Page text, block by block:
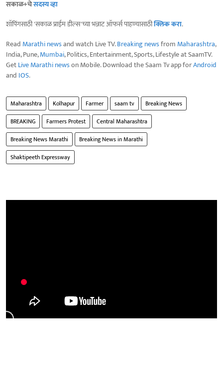
सकाळ+चेसदस्य व्हा
शॉपिंगसाठी 'सकाळ प्राईम डील्स'च्या भन्नाट ऑफर्स पाहण्यासाठीक्लिक करा.
Read Marathi newsand watch Live TV.Breaking newsfrom Maharashtra,
India, Pune,Mumbai, Politics, Entertainment, Sports, Lifestyle at SaamTV.
GetLive Marathi newson Mobile. Download the Saam Tv app forAndroid
and IOS.
Maharashtra Kolhapur Farmer saam tv
Breaking News
BREAKING
Farmers Protest
Central Maharashtra
Breaking News Marathi
Breaking News in Marathi
Shaktipeeth Expressway